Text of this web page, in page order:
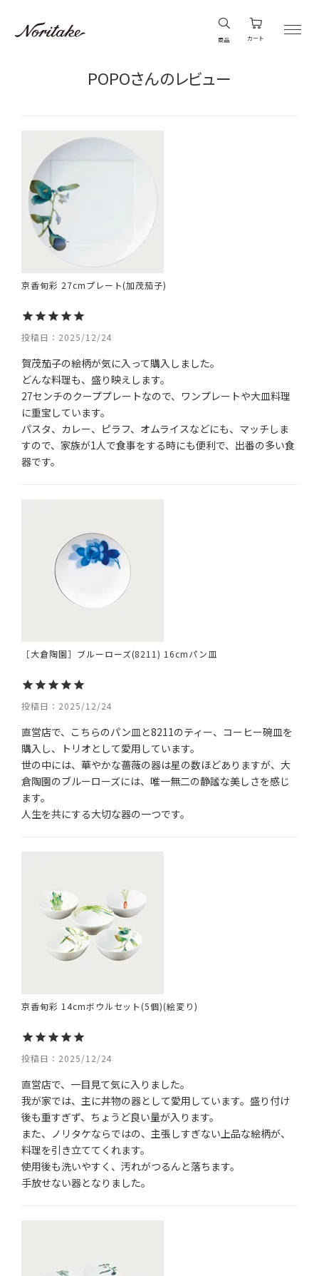
商品 カート
POPOさんのレビュー
京香旬彩 27cmプレート(加茂茄子)
投稿日 2025/12/24
賀茂茄子の絵柄が気に入って購入しました。
どんな料理も、盛り映えします。
27センチのクーププレートなので、ワンプレートや大皿料理
に重宝しています。
パスタ、カレー、ピラフ、オムライスなどにも、マッチしま
すので、家族が1人で食事をする時にも便利で、出番の多い食
［大倉陶園］ブルーローズ(8211) 16cmパン皿
投稿日 2025/12/24
直営店で、こちらのパン皿と8211のティー、コーヒー碗皿を
購入し、トリオとして愛用しています。
世の中には、華やかな薔薇の器は星の数ほどありますが、大
倉陶園のブルーローズには、唯一無二の静謐な美しさを感じ
ます。
京香旬彩 14cmボウルセット(5個)(絵変り)
投稿日 2025/12/24
直営店で、一目見て気に入りました。
我が家では、主に丼物の器として愛用しています。盛り付け
後も重すぎず、ちょうど良い量が入ります。
また、ノリタケならではの、主張しすぎない上品な絵柄が、
料理を引き立ててくれます。
使用後も洗いやすく、汚れがつるんと落ちます。